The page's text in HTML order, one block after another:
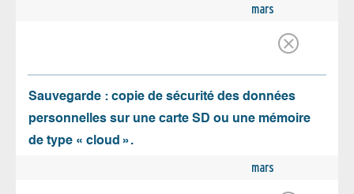
mars
Sauvegarde : copie de sécurité des données
personnelles sur une carte SD ou une mémoire
de type « cloud ».
mars